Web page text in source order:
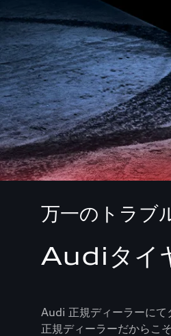
万一のトラブ
Audiタイ
Audi 正規ディーラーにて
正規ディーラーだからこ